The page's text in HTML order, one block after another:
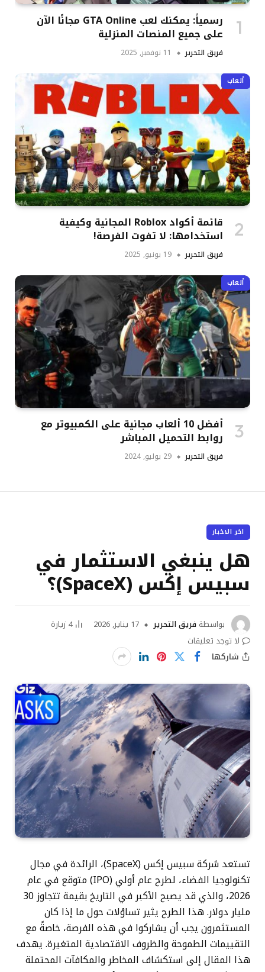
رسمياً: يمكنك لعب GTA Online مجانًا الآن
على جميع المنصات المنزلية
فريق التحرير 11 نوفمبر, 2025
ألعاب
قائمة أكواد Roblox المجانية وكيفية
استخدامها: لا تفوت الفرصة!
فريق التحرير 19 يونيو, 2025
ألعاب
أفضل 10 ألعاب مجانية على الكمبيوتر مع
روابط التحميل المباشر
فريق التحرير 29 يوليو, 2024
اخر الاخبار
هل ينبغي الاستثمار في
سبيس إكس (SpaceX)؟
بواسطة فريق التحرير 17 يناير, 2026 4 زيارة
لا توجد تعليقات
شاركها
تستعد شركة سبيس إكس (SpaceX)، الرائدة في مجال
تكنولوجيا الفضاء، لطرح عام أولي (IPO) متوقع في عام
2026، والذي قد يصبح الأكبر في التاريخ بقيمة تتجاوز 30
مليار دولار. هذا الطرح يثير تساؤلات حول ما إذا كان
المستثمرون يجب أن يشاركوا في هذه الفرصة، خاصةً مع
التقييمات الطموحة والظروف الاقتصادية المتغيرة. يهدف
هذا المقال إلى استكشاف المخاطر والمكافآت المحتملة